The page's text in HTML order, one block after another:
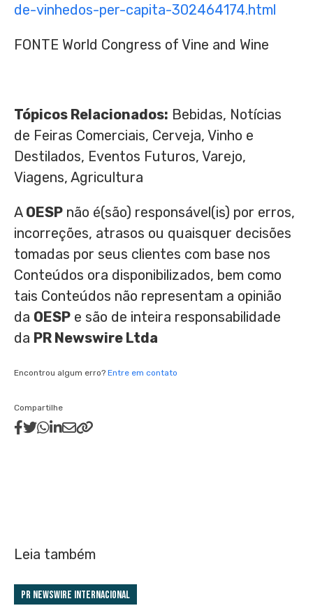
de-vinhedos-per-capita-302464174.html
FONTE World Congress of Vine and Wine
Tópicos Relacionados: Bebidas, Notícias
de Feiras Comerciais, Cerveja, Vinho e
Destilados, Eventos Futuros, Varejo,
Viagens, Agricultura
A OESP não é(são) responsável(is) por erros,
incorreções, atrasos ou quaisquer decisões
tomadas por seus clientes com base nos
Conteúdos ora disponibilizados, bem como
tais Conteúdos não representam a opinião
da OESP e são de inteira responsabilidade
da PR Newswire Ltda
Encontrou algum erro? Entre em contato
Compartilhe
Leia também
PR Newswire Internacional